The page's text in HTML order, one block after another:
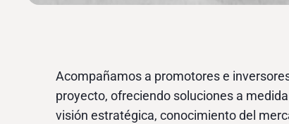
Acompañamos a promotores e
proyecto, ofreciendo soluciones a
visión estratégica, conocimiento del